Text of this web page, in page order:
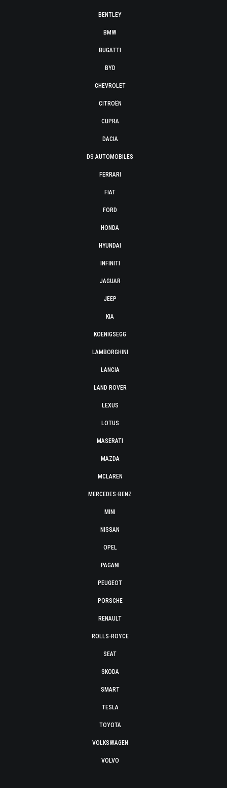
BENTLEY
BMW
BUGATTI
BYD
CHEVROLET
CITROËN
CUPRA
DACIA
DS AUTOMOBILES
FERRARI
FIAT
FORD
HONDA
HYUNDAI
INFINITI
JAGUAR
JEEP
KIA
KOENIGSEGG
LAMBORGHINI
LANCIA
LAND ROVER
LEXUS
LOTUS
MASERATI
MAZDA
MCLAREN
MERCEDES-BENZ
MINI
NISSAN
OPEL
PAGANI
PEUGEOT
PORSCHE
RENAULT
ROLLS-ROYCE
SEAT
SKODA
SMART
TESLA
TOYOTA
VOLKSWAGEN
VOLVO